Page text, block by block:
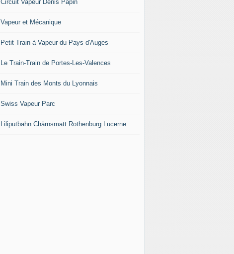
Circuit Vapeur Denis Papin
Vapeur et Mécanique
Petit Train à Vapeur du Pays d'Auges
Le Train-Train de Portes-Les-Valences
Mini Train des Monts du Lyonnais
Swiss Vapeur Parc
Liliputbahn Chärnsmatt Rothenburg Lucerne